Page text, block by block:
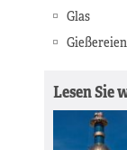
Glas
Gießereien
Lesen Sie